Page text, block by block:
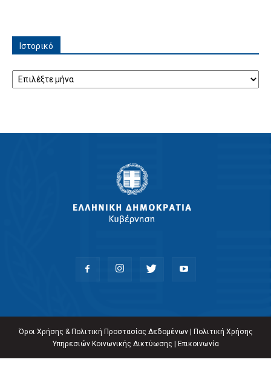
Ιστορικό
Ιστορικό
Όροι Χρήσης & Πολιτική Προστασίας Δεδομένων| Πολιτική Χρήσης
Υπηρεσιών Κοινωνικής Δικτύωσης | Επικοινωνία